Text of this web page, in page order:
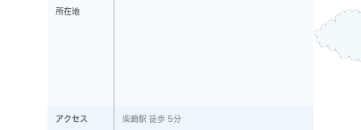
所在地
アクセス 柴崎駅 徒歩 5分